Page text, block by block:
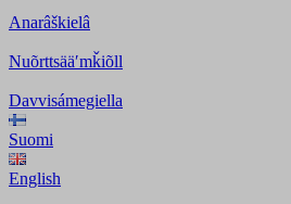
Anarâškielâ
Nuõrttsääʹmǩiõll
Davvisámegiella
Suomi
English